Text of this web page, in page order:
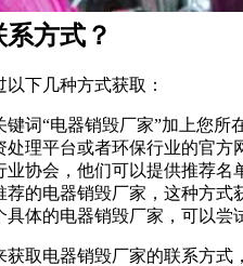
方式？
下几种方式获取：
词“电器销毁厂家”加上您所
理平台或者环保行业的官方
协会，他们可以提供推荐名
的电器销毁厂家，这种方式
体的电器销毁厂家，可以尝
取电器销毁厂家的联系方